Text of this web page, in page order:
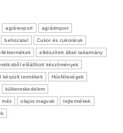
agrárexport agrárimport
behozatal Cukor és cukoráruk
elkészített állati takarmány
előállított készítmények
készült termékek Húsféleségek
külkereskedelem
méz olajos magvak tejtermékek